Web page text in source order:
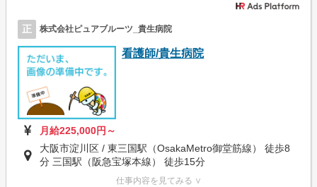
正 株式会社ピュアブルーツ_貴生病院
看護師/貴生病院
月給225,000円～
大阪市淀川区 / 東三国駅（OsakaMetro御堂筋線） 徒歩8
分 三国駅（阪急宝塚本線） 徒歩15分
仕事内容を見てみる ∨